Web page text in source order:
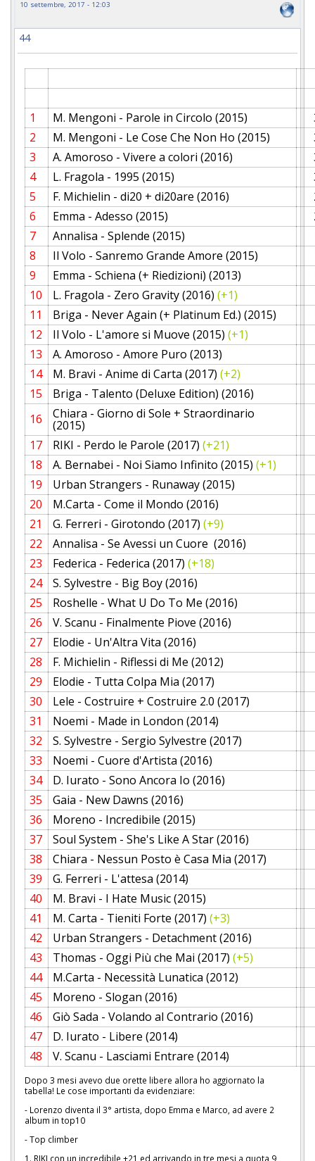
10 settembre, 2017 - 12:03
44
1 M. Mengoni - Parole in Circolo (2015)
2
M. Mengoni - Le Cose Che Non Ho (2015)
3
A. Amoroso - Vivere a colori (2016)
4
L. Fragola - 1995 (2015)
5
F. Michielin - di20 + di20are (2016)
6
Emma - Adesso (2015)
7
Annalisa - Splende (2015)
8
Il Volo - Sanremo Grande Amore (2015)
9
Emma - Schiena (+ Riedizioni) (2013)
10
L. Fragola - Zero Gravity (2016) (+1)
11
Briga - Never Again (+ Platinum Ed.) (2015)
12
Il Volo - L'amore si Muove (2015) (+1)
13
A. Amoroso - Amore Puro (2013)
14
M. Bravi - Anime di Carta (2017) (+2)
15
Briga - Talento (Deluxe Edition) (2016)
16
Chiara - Giorno di Sole + Straordinario
(2015)
17
RIKI - Perdo le Parole (2017) (+21)
18
A. Bernabei - Noi Siamo Infinito (2015) (+1)
19
Urban Strangers - Runaway (2015)
20
M.Carta - Come il Mondo (2016)
21
G. Ferreri - Girotondo (2017) (+9)
22
Annalisa - Se Avessi un Cuore (2016)
23
Federica - Federica (2017) (+18)
24
S. Sylvestre - Big Boy (2016)
25
Roshelle - What U Do To Me (2016)
26
V. Scanu - Finalmente Piove (2016)
27
Elodie - Un'Altra Vita (2016)
28
F. Michielin - Riflessi di Me (2012)
29
Elodie - Tutta Colpa Mia (2017)
30
Lele - Costruire + Costruire 2.0 (2017)
31
Noemi - Made in London (2014)
32
S. Sylvestre - Sergio Sylvestre (2017)
33
Noemi - Cuore d'Artista (2016)
34
D. Iurato - Sono Ancora Io (2016)
35
Gaia - New Dawns (2016)
36
Moreno - Incredibile (2015)
37
Soul System - She's Like A Star (2016)
38
Chiara - Nessun Posto è Casa Mia (2017)
39
G. Ferreri - L'attesa (2014)
40
M. Bravi - I Hate Music (2015)
41
M. Carta - Tieniti Forte (2017) (+3)
42
Urban Strangers - Detachment (2016)
43
Thomas - Oggi Più che Mai (2017) (+5)
44
M.Carta - Necessità Lunatica (2012)
45
Moreno - Slogan (2016)
46
Giò Sada - Volando al Contrario (2016)
47
D. Iurato - Libere (2014)
48
V. Scanu - Lasciami Entrare (2014)
Dopo 3 mesi avevo due orette libere allora ho aggiornato la
tabella! Le cose importanti da evidenziare:
- Lorenzo diventa il 3° artista, dopo Emma e Marco, ad avere 2
album in top10
- Top climber
1. RIKI con un incredibile +21 ed arrivando in tre mesi a quota 9